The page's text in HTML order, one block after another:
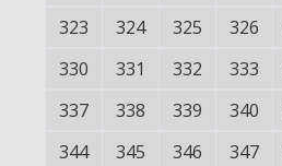
323
324 325 326
330
331 332 333
337
338 339 340
344
345 346 347